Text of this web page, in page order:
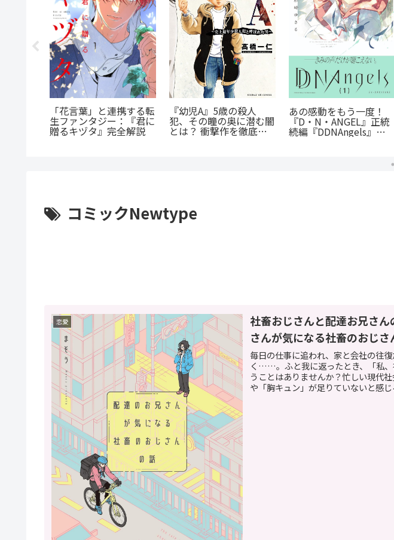
「花言葉」と連携する転
生ファンタジー：『君に
贈るキヅタ』完全解説
『幼児A』5歳の殺人
犯、その瞳の奥に潜む闇
とは？ 衝撃作を徹底解
あの感動をもう一度！
『D・N・ANGEL』正統
続編『DDNAngels』の
魅力と謎に迫る完全ガイ
コミックNewtype
恋愛
社畜おじさんと配達お兄さ
さんが気になる社畜のおじさ
毎日の仕事に追われ、家と会社の往
く……。ふと我に返ったとき、「私
うことはありませんか？忙しい現代
や「胸キュン」が足りていないと感